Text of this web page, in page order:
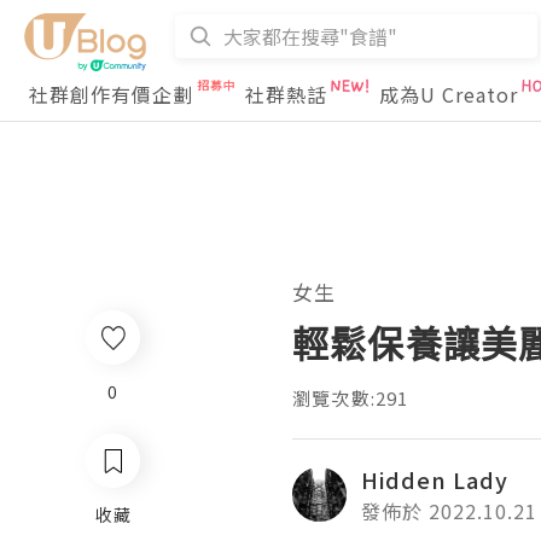
社群創作有價企劃 社群熱話 成為U Creator
0
收藏
女生
輕鬆保養讓美
瀏覽次數:291
Hidden Lady
發佈於 2022.10.21